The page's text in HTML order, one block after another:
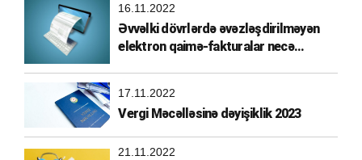
16.11.2022
Əvvəlki dövrlərdə əvəzləşdirilməyən
elektron qaimə-fakturalar necə
17.11.2022
Vergi Məcəlləsinə dəyişiklik 2023
21.11.2022